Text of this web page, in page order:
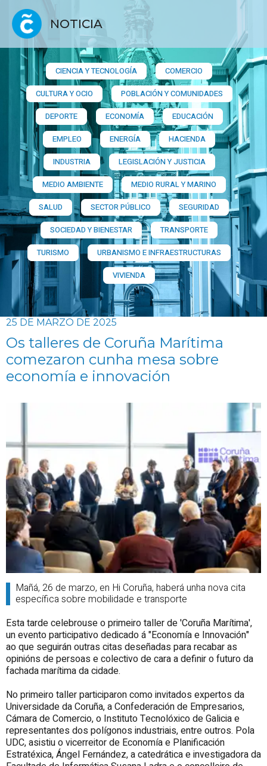
NOTICIA
CIENCIA Y TECNOLOGÍA
COMERCIO
CULTURA Y OCIO
POBLACIÓN Y COMUNIDADES
DEPORTE
ECONOMÍA
EDUCACIÓN
EMPLEO
ENERGÍA
HACIENDA
INDUSTRIA
LEGISLACIÓN Y JUSTICIA
MEDIO AMBIENTE
MEDIO RURAL Y MARINO
SALUD
SECTOR PÚBLICO
SEGURIDAD
SOCIEDAD Y BIENESTAR
TRANSPORTE
TURISMO
URBANISMO E INFRAESTRUCTURAS
VIVIENDA
25 DE MARZO DE 2025
Os talleres de Coruña Marítima
comezaron cunha mesa sobre
economía e innovación
Mañá, 26 de marzo, en Hi Coruña, haberá unha nova cita
específica sobre mobilidade e transporte
Esta tarde celebrouse o primeiro taller de 'Coruña Marítima',
un evento participativo dedicado á "Economía e Innovación"
ao que seguirán outras citas deseñadas para recabar as
opinións de persoas e colectivo de cara a definir o futuro da
fachada marítima da cidade.
No primeiro taller participaron como invitados expertos da
Universidade da Coruña, a Confederación de Empresarios,
Cámara de Comercio, o Instituto Tecnolóxico de Galicia e
representantes dos polígonos industriais, entre outros. Pola
UDC, asistiu o vicerreitor de Economía e Planificación
Estratéxica, Ángel Fernández, a catedrática e investigadora da